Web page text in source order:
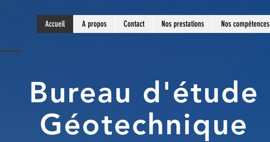
Accueil A propos Contact Nos prestations Nos compétences
Bureau d'étude
Géotechnique